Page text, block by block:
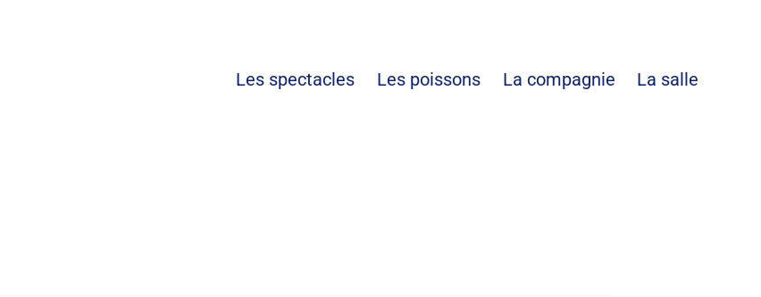
Les spectacles Les poissons La compagnie La salle